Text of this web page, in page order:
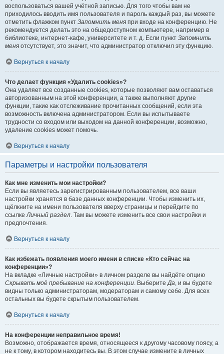
воспользоваться вашей учётной записью. Для того чтобы вам не
приходилось вводить имя пользователя и пароль каждый раз, вы можете
отметить флажком пункт Запомнить меня при входе на конференцию. Не
рекомендуется делать это на общедоступном компьютере, например в
библиотеке, интернет-кафе, университете и т. д. Если пункт Запомнить
меня отсутствует, это значит, что администратор отключил эту функцию.
Вернуться к началу
Что делает функция «Удалить cookies»?
Она удаляет все созданные cookies, которые позволяют вам оставаться
авторизованным на этой конференции, а также выполняют другие
функции, такие как отслеживание прочитанных сообщений, если эта
возможность включена администратором. Если вы испытываете
трудности со входом или выходом на данной конференции, возможно,
удаление cookies может помочь.
Вернуться к началу
Параметры и настройки пользователя
Как мне изменить мои настройки?
Если вы являетесь зарегистрированным пользователем, все ваши
настройки хранятся в базе данных конференции. Чтобы изменить их,
щёлкните на имени пользователя вверху страницы и перейдите по
ссылкеЛичный раздел. Там вы можете изменить все свои настройки и
предпочтения.
Вернуться к началу
Как избежать появления моего имени в списке «Кто сейчас на
конференции»?
На вкладке «Личные настройки» в личном разделе вы найдёте опцию
Скрывать моё пребывание на конференции. ВыберитеДа, и вы будете
видны только администраторам, модераторам и самому себе. Для всех
остальных вы будете скрытым пользователем.
Вернуться к началу
На конференции неправильное время!
Возможно, отображается время, относящееся к другому часовому поясу, а
не к тому, в котором находитесь вы. В этом случае измените в личных